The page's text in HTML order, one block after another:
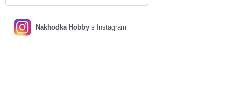
Nakhodka Hobby в Instagram